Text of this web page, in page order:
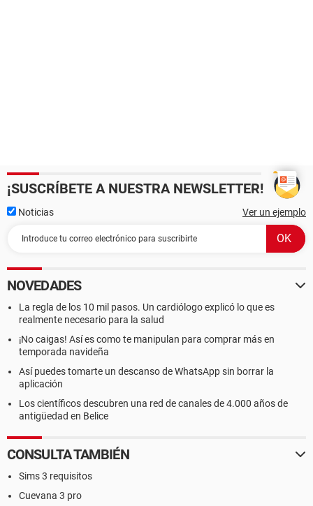
¡SUSCRÍBETE A NUESTRA NEWSLETTER!
Noticias Ver un ejemplo
NOVEDADES
La regla de los 10 mil pasos. Un cardiólogo explicó lo que es
realmente necesario para la salud
¡No caigas! Así es como te manipulan para comprar más en
temporada navideña
Así puedes tomarte un descanso de WhatsApp sin borrar la
aplicación
Los científicos descubren una red de canales de 4.000 años de
antigüedad en Belice
CONSULTA TAMBIÉN
Sims 3 requisitos
Cuevana 3 pro